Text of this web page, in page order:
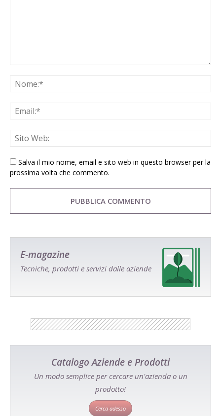
Salva il mio nome, email e sito web in questo browser per la
prossima volta che commento.
E-magazine
Tecniche, prodotti e servizi dalle aziende
Catalogo Aziende e Prodotti
Un modo semplice per cercare un'azienda o un
prodotto!
Cerca adesso